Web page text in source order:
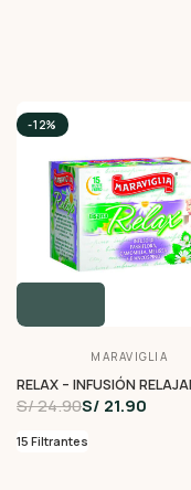
-12%
MARAVIGLIA
RELAX – INFUSIÓN
S/ 24.90S/ 21.90
15 Filtrantes